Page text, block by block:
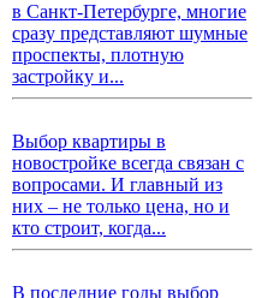
в Санкт-Петербурге, многие
сразу представляют шумные
проспекты, плотную
застройку и...
Выбор квартиры в
новостройке всегда связан с
вопросами. И главный из
них – не только цена, но и
кто строит, когда...
В последние годы выбор